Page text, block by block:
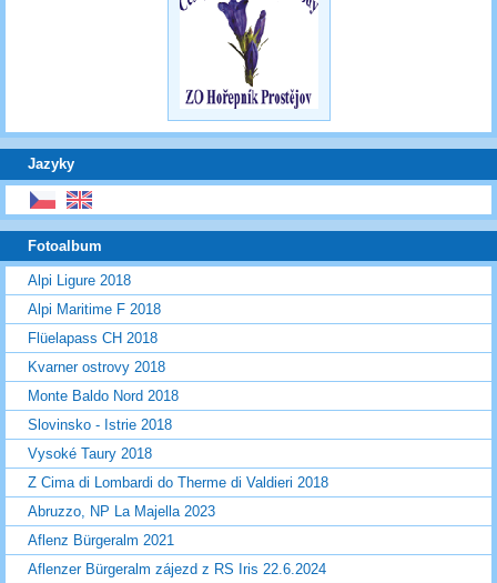
Jazyky
Fotoalbum
Alpi Ligure 2018
Alpi Maritime F 2018
Flüelapass CH 2018
Kvarner ostrovy 2018
Monte Baldo Nord 2018
Slovinsko - Istrie 2018
Vysoké Taury 2018
Z Cima di Lombardi do Therme di Valdieri 2018
Abruzzo, NP La Majella 2023
Aflenz Bürgeralm 2021
Aflenzer Bürgeralm zájezd z RS Iris 22.6.2024